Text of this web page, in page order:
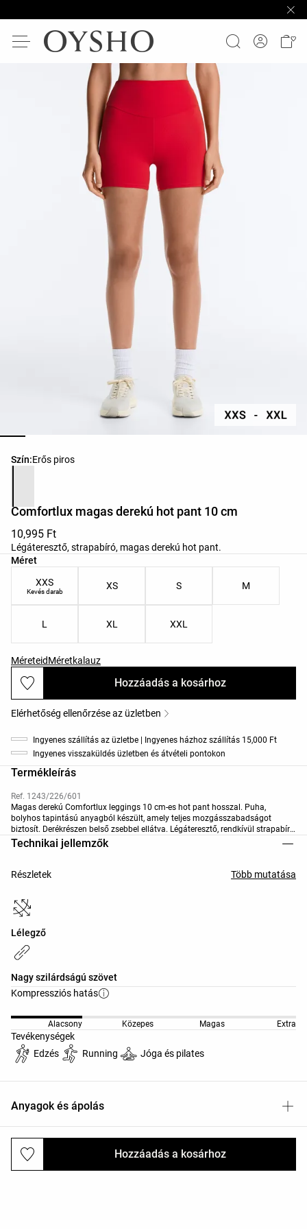
Szín:Erős piros
Termékszínek listája
Comfortlux magas derekú hot pant 10 cm
10,995 Ft
Légáteresztő, strapabíró, magas derekú hot pant.
Méret
Termékméretek listája
XXS
Kevés darab
XS S M
L XL XXL
MéreteidMéretkalauz
Hozzáadás a kosárhoz
Hozzáadás a kosárhoz
Elérhetőség ellenőrzése az üzletben
Ingyenes szállítás az üzletbe | Ingyenes házhoz szállítás 15,000 Ft
Ingyenes visszaküldés üzletben és átvételi pontokon
Termékleírás
Ref. 1243/226/601
Magas derekú Comfortlux leggings 10 cm-es hot pant hosszal. Puha,
bolyhos tapintású anyagból készült, amely teljes mozgásszabadságot
biztosít. Derékrészen belső zsebbel ellátva. Légáteresztő, rendkívül strapabíró
anyag.
Technikai jellemzők
Részletek Több mutatása
Lélegző
Nagy szilárdságú szövet
Kompressziós hatás
Alacsony Közepes Magas Extra
Tevékenységek
Edzés
Running Jóga és pilates
Anyagok és ápolás
Kiszállítás és visszaküldés